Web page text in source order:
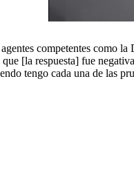
competentes como
[la respuesta] fue
tengo cada una de las